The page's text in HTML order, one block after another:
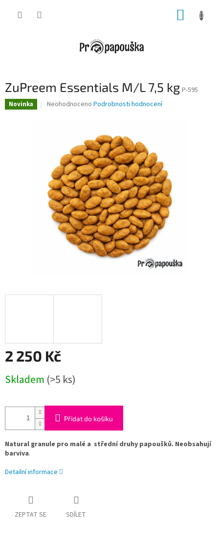
ZuPreem Essentials M/L 7,5 kg P-595
Novinka
Průměrné
hvězdiček.
Neohodnoceno Podrobnosti hodnocení
2 250 Kč
cena:
Skladem (>5 ks)
Přidat do košíku
Natural granule pro malé a střední druhy papoušků. Neobsahují
barviva.
Detailní informace
ZEPTAT SE SDÍLET